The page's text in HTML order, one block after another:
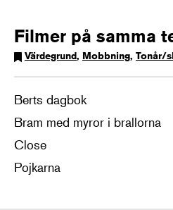
Filmer på samma
Värdegrund, Mobbning, Tonår/
Berts dagbok
Bram med myror i brallorna
Close
Pojkarna